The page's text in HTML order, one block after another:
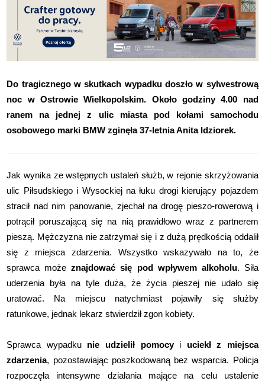
Do tragicznego w skutkach wypadku doszło w sylwestrową
noc w Ostrowie Wielkopolskim. Około godziny 4.00 nad
ranem na jednej z ulic miasta pod kołami samochodu
osobowego marki BMW zginęła 37-letnia Anita Idziorek.
Jak wynika ze wstępnych ustaleń służb, w rejonie skrzyżowania
ulic Piłsudskiego i Wysockiej na łuku drogi kierujący pojazdem
stracił nad nim panowanie, zjechał na drogę pieszo-rowerową i
potrącił poruszającą się na nią prawidłowo wraz z partnerem
pieszą. Mężczyzna nie zatrzymał się i z dużą prędkością oddalił
się z miejsca zdarzenia. Wszystko wskazywało na to, że
sprawca możeznajdować się pod wpływem alkoholu. Siła
uderzenia była na tyle duża, że życia pieszej nie udało się
uratować. Na miejscu natychmiast pojawiły się służby
ratunkowe, jednak lekarz stwierdził zgon kobiety.
Sprawca wypadku nie udzielił pomocyi uciekł z miejsca
zdarzenia, pozostawiając poszkodowaną bez wsparcia. Policja
rozpoczęła intensywne działania mające na celu ustalenie